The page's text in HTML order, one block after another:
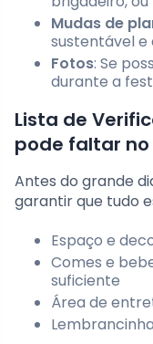
Mudas de
sustentável e
Fotos: Se
durante a
Lista de
pode faltar
Antes do grande
garantir que tudo
Espaço e
Comes e
suficiente
Área de